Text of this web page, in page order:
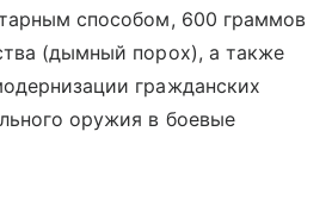
способом, 600 граммов
(дымный порох), а также
гражданских
оружия в боевые